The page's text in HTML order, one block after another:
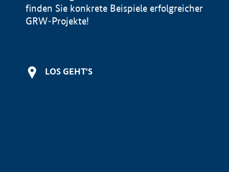
finden Sie konkrete Beispiele erfolgreicher
GRW-Projekte!
LOS GEHT'S